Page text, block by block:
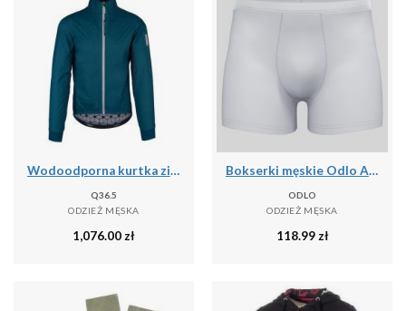
Wodoodporna kurtka zimowa Q36.5 Adventure
Q36.5
ODZIEŻ MĘSKA
1,076.00 zł
Bokserki męskie Odlo ACTIVE F-DRyIGHT ECO
ODLO
ODZIEŻ MĘSKA
118.99 zł